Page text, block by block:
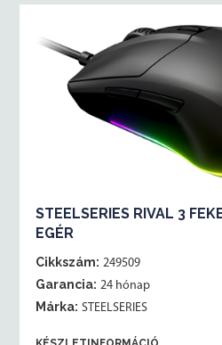
STEELSERIES RIVAL 3
EGÉR
Cikkszám: 249509
Garancia: 24 hónap
Márka: STEELSERIES